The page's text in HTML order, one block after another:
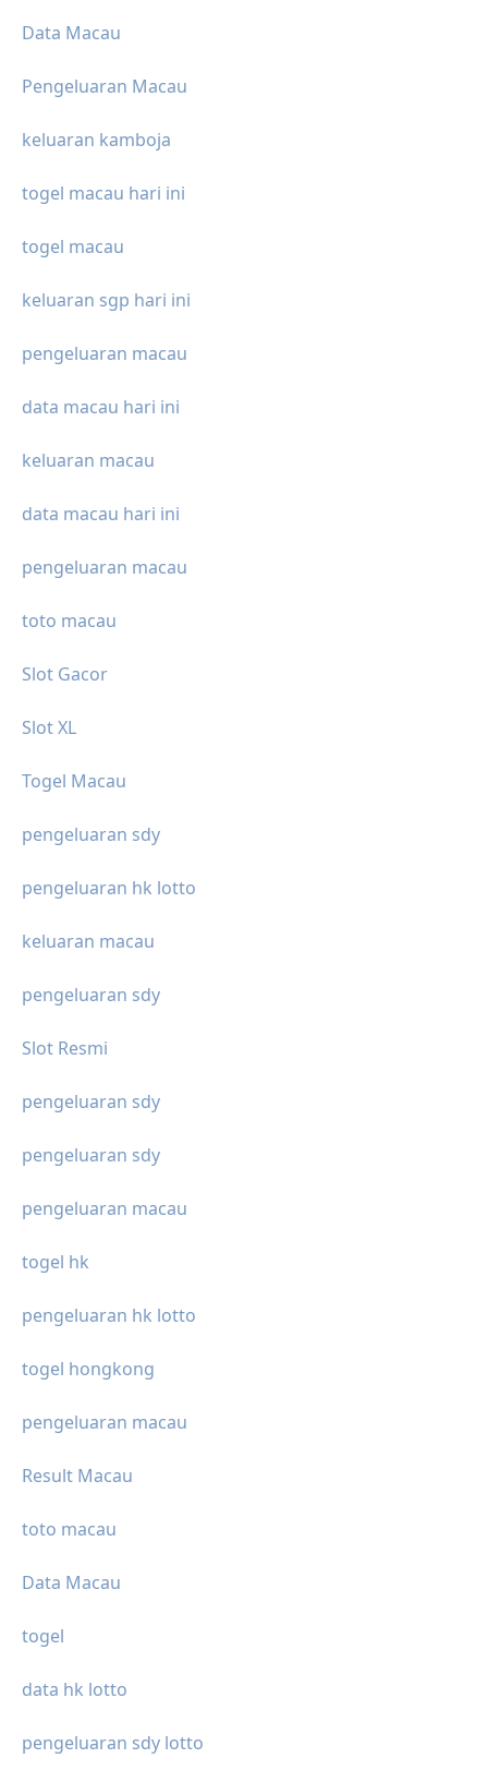
Data Macau
Pengeluaran Macau
keluaran kamboja
togel macau hari ini
togel macau
keluaran sgp hari ini
pengeluaran macau
data macau hari ini
keluaran macau
data macau hari ini
pengeluaran macau
toto macau
Slot Gacor
Slot XL
Togel Macau
pengeluaran sdy
pengeluaran hk lotto
keluaran macau
pengeluaran sdy
Slot Resmi
pengeluaran sdy
pengeluaran sdy
pengeluaran macau
togel hk
pengeluaran hk lotto
togel hongkong
pengeluaran macau
Result Macau
toto macau
Data Macau
togel
data hk lotto
pengeluaran sdy lotto